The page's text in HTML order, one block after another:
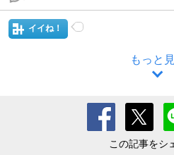
イイね！
もっと
この記事をシ